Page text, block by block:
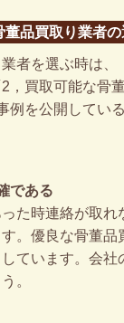
董品買取り業者
者を選ぶ時は、
，買取可能な骨
例を公開してい
である
た時連絡が取れ
。優良な骨董品
ています。会社
。